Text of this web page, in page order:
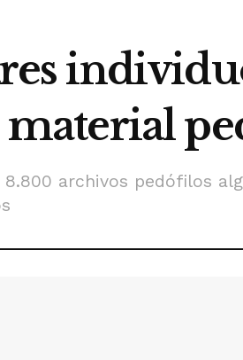
material
archivos pedófilos